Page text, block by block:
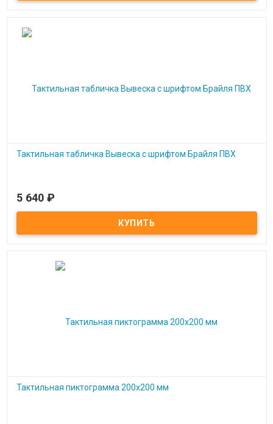
Тактильная табличка Вывеска с шрифтом Брайля ПВХ
Под заказ
Тактильная табличка Вывеска с шрифтом Брайля ПВХ
5 640 ₽
Тактильная пиктограмма 200x200 мм